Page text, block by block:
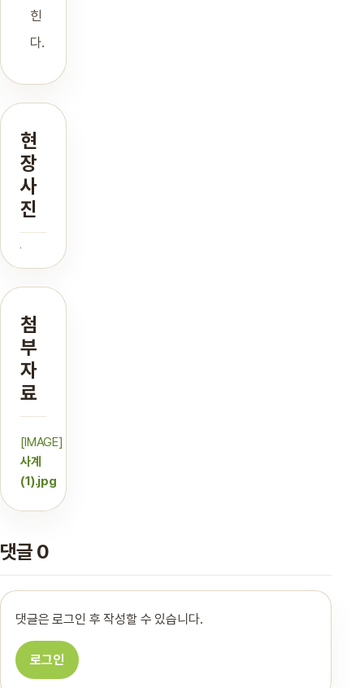
힌
다.
현
장
사
진
첨
부
자
료
[IMAGE]
사계
(1).jpg
댓글 0
댓글은 로그인 후 작성할 수 있습니다.
로그인